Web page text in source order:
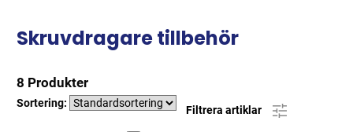
Skruvdragare tillbehör
8 Produkter
Sortering:
Filtrera artiklar